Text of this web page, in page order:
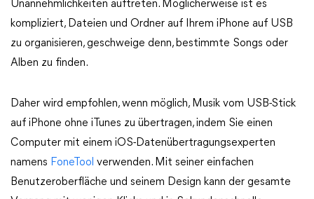
Unannehmlichkeiten auftreten. Möglicherweise ist es
kompliziert, Dateien und Ordner auf Ihrem iPhone auf USB
zu organisieren, geschweige denn, bestimmte Songs oder
Alben zu finden.
Daher wird empfohlen, wenn möglich, Musik vom USB-Stick
auf iPhone ohne iTunes zu übertragen, indem Sie einen
Computer mit einem iOS-Datenübertragungsexperten
namens FoneTool verwenden. Mit seiner einfachen
Benutzeroberfläche und seinem Design kann der gesamte